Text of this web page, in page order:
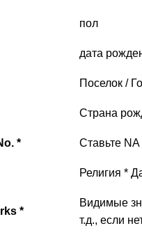
пол
дата
Поселок /
Страна
* Ставьте NA
Религия *
*
Видимые
т.д., если